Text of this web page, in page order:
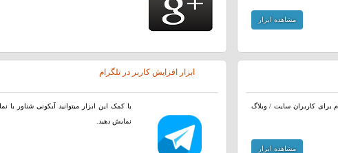
مشاهده ابزار
برای کاربران سایت / وبلاگ
مشاهده ابزار
ابزار افزایش کاربر در تلگرام
با کمک این ابزار میتوانید آیکونی شناور
نمایش دهید.